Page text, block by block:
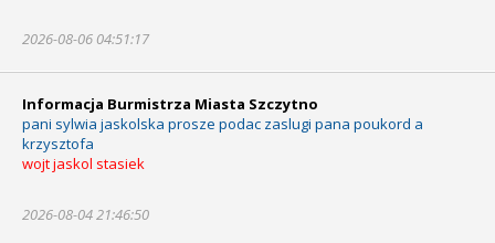
2026-08-06 04:51:17
Informacja Burmistrza Miasta Szczytno
pani sylwia jaskolska prosze podac zaslugi pana poukord a
krzysztofa
wojt jaskol stasiek
2026-08-04 21:46:50